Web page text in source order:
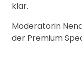
klar.
Moderatorin
der Premium